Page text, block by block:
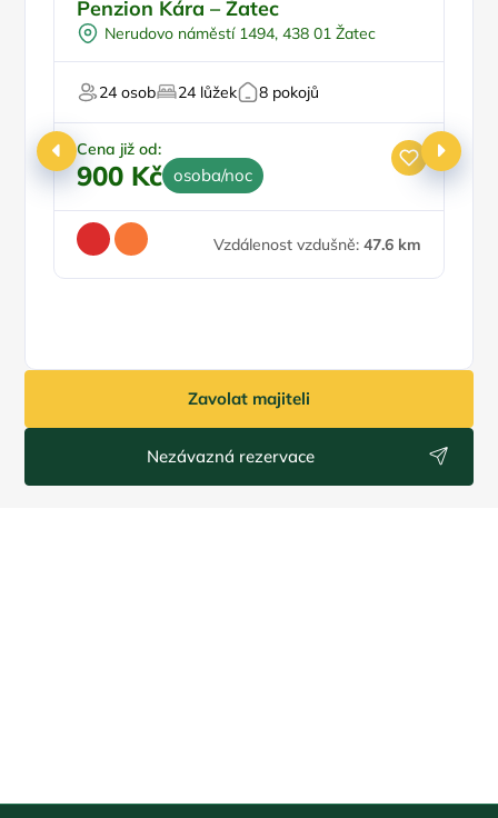
Penzion Kára – Žatec
Nerudovo náměstí 1494, 438 01 Žatec
24 osob 24 lůžek 8 pokojů
Cena již od:
900 Kč osoba/noc
Vzdálenost vzdušně: 47.6 km
Zavolat majiteli
Nezávazná rezervace